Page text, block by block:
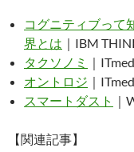
コグニティブって
界とは ｜IBM
タクソノミ
｜
オントロジ ｜
スマートダスト ｜
【関連記事】